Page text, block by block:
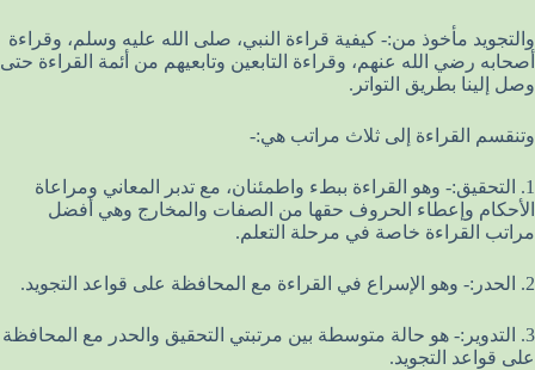
والتجويد مأخوذ من:- كيفية قراءة النبي، صلى الله عليه وسلم، وقراءة
أصحابه رضي الله عنهم، وقراءة التابعين وتابعيهم من أئمة القراءة حتى
وصل إلينا بطريق التواتر.
وتنقسم القراءة إلى ثلاث مراتب هي:-
1. التحقيق:- وهو القراءة ببطء واطمئنان، مع تدبر المعاني ومراعاة
الأحكام وإعطاء الحروف حقها من الصفات والمخارج وهي أفضل
مراتب القراءة خاصة في مرحلة التعلم.
2. الحدر:- وهو الإسراع في القراءة مع المحافظة على قواعد التجويد.
3. التدوير:- هو حالة متوسطة بين مرتبتي التحقيق والحدر مع المحافظة
على قواعد التجويد.